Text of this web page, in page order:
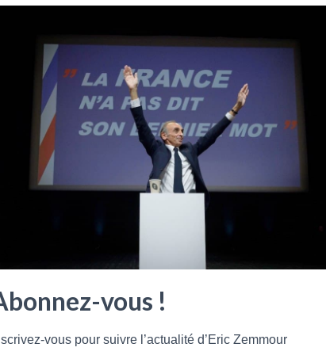
SMIC le plus élevé du monde Trump promeut
« l’éducation patriotique » Le 29 septembre …
Lire plus
vous !
vous pour suivre l’actualité d’Eric Zemmour